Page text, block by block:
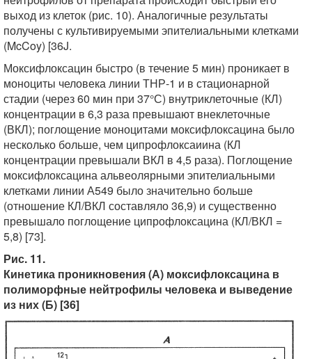
выход из клеток (рис. 10). Аналогичные результаты
получены с культивируемыми эпителиальными клетками
(McCoy) [36J.
Моксифлоксацин быстро (в течение 5 мин) проникает в
моноциты человека линии ТНР-1 и в стационарной
стадии (через 60 мин при 37°С) внутриклеточные (КЛ)
концентрации в 6,3 раза превышают внеклеточные
(ВКЛ); поглощение моноцитами моксифлоксацина было
несколько больше, чем ципрофлоксаиина (КЛ
концентрации превышали ВКЛ в 4,5 раза). Поглощение
моксифлоксацина альвеолярными эпителиальными
клетками линии А549 было значительно больше
(отношение КЛ/ВКЛ составляло 36,9) и существенно
превышало поглощение ципрофлоксацина (КЛ/ВКЛ =
5,8) [73].
Рис. 11.
Кинетика проникновения (А) моксифлоксацина в
полиморфные нейтрофилы человека и выведение
из них (Б) [36]